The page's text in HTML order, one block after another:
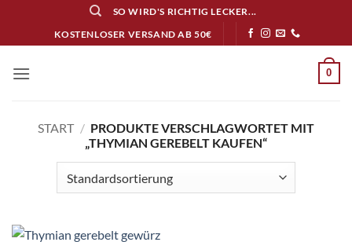
springen
SO WIRD'S RICHTIG LECKER...
KOSTENLOSER VERSAND AB 50€
0
START / PRODUKTE VERSCHLAGWORTET MIT
„THYMIAN GEREBELT KAUFEN“